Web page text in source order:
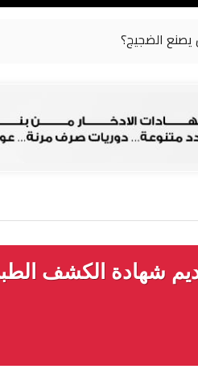
ابليس ١
شهادة الكشف